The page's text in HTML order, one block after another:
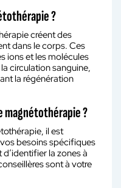
?
créent des
dans le corps. Ces
ions et les molécules
circulation sanguine,
la régénération
magnétothérapie ?
il est
besoins spécifiques
la zones à
sont à votre